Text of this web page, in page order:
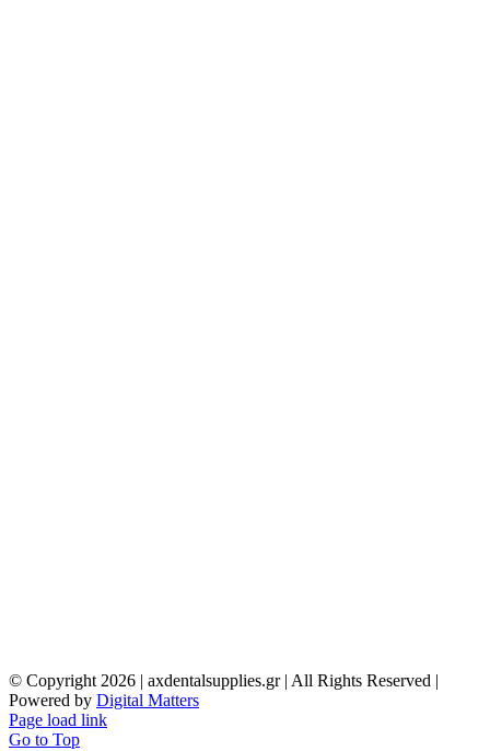
© Copyright 2026 | axdentalsupplies.gr | All Rights Reserved |
Powered by Digital Matters
Page load link
Go to Top